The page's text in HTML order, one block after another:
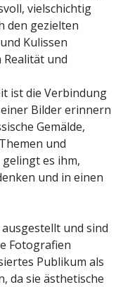
vielschichtig
den gezielten
Kulissen
und
ist die Verbindung
Bilder erinnern
Gemälde,
und
es ihm,
und in einen
und sind
Fotografien
Publikum als
da sie ästhetische